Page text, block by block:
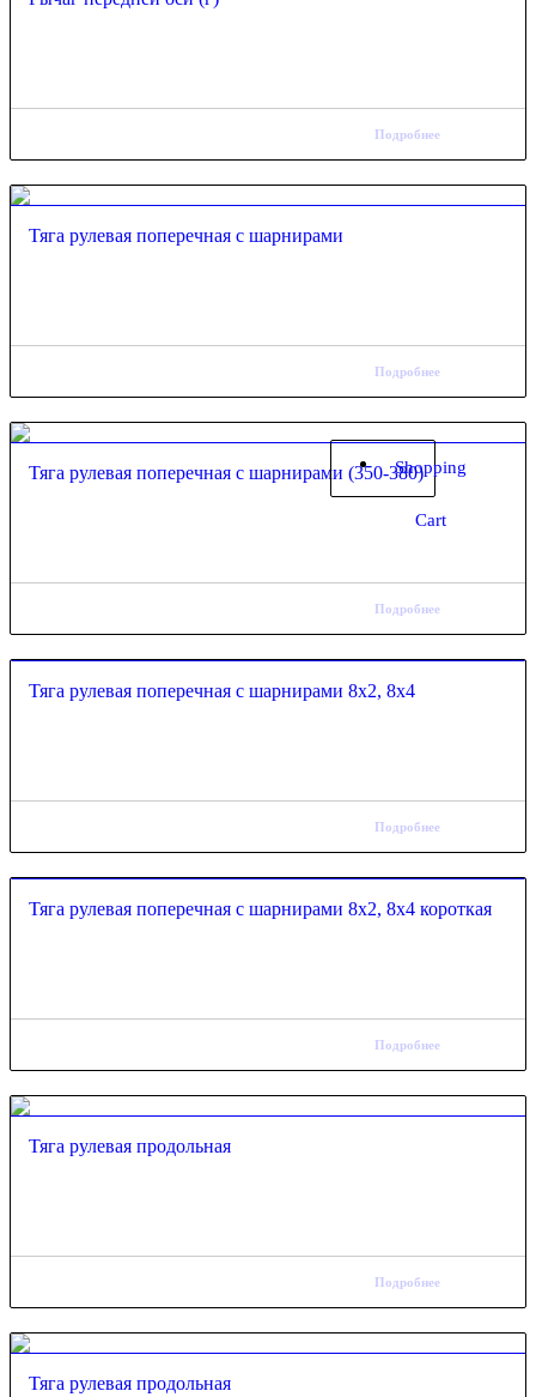
Shopping
Cart
Подробнее
Тяга рулевая поперечная с шарнирами
Подробнее
Тяга рулевая поперечная с шарнирами (350-380)
Подробнее
Тяга рулевая поперечная с шарнирами 8х2, 8х4
Подробнее
Тяга рулевая поперечная с шарнирами 8х2, 8х4 короткая
Подробнее
Тяга рулевая продольная
Подробнее
Тяга рулевая продольная